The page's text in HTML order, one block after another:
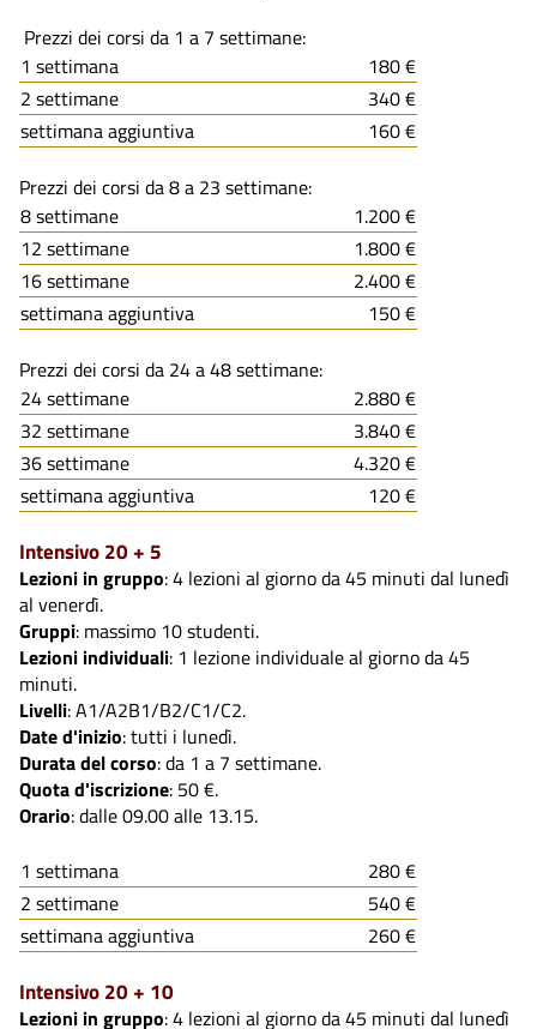
Prezzi dei corsi da 1 a 7 settimane:
1 settimana
180 €
2 settimane
340 €
settimana aggiuntiva
160 €
Prezzi dei corsi da 8 a 23 settimane:
8 settimane
1.200 €
12 settimane
1.800 €
16 settimane
2.400 €
settimana aggiuntiva
150 €
Prezzi dei corsi da 24 a 48 settimane:
24 settimane
2.880 €
32 settimane
3.840 €
36 settimane
4.320 €
settimana aggiuntiva
120 €
Intensivo 20 + 5
Lezioni in gruppo: 4 lezioni al giorno da 45 minuti dal lunedì
al venerdì.
Gruppi: massimo 10 studenti.
Lezioni individuali: 1 lezione individuale al giorno da 45
minuti.
Livelli: A1/A2B1/B2/C1/C2.
Date d'inizio: tutti i lunedì.
Durata del corso: da 1 a 7 settimane.
Quota d'iscrizione: 50 €.
Orario: dalle 09.00 alle 13.15.
1 settimana
280 €
2 settimane
540 €
settimana aggiuntiva
260 €
Intensivo 20 + 10
Lezioni in gruppo: 4 lezioni al giorno da 45 minuti dal lunedì